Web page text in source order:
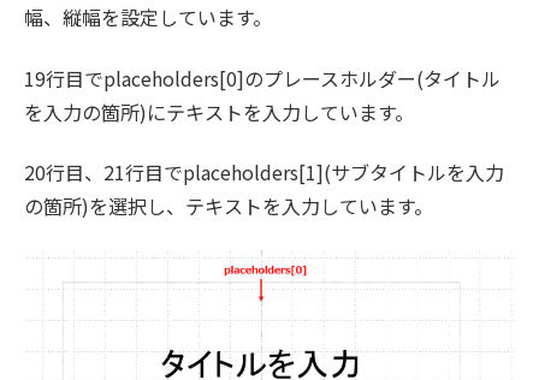
幅、縦幅を設定しています。
19行目でplaceholders[0]のプレースホルダー(タイトル
を入力の箇所)にテキストを入力しています。
20行目、21行目でplaceholders[1](サブタイトルを入力
の箇所)を選択し、テキストを入力しています。